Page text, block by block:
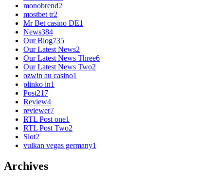
monobrend2
mostbet tr2
Mr Bet casino DE1
News384
Our Blog735
Our Latest News2
Our Latest News Three6
Our Latest News Two2
ozwin au casino1
plinko in1
Post217
Review4
reviewer7
RTL Post one1
RTL Post Two2
Slot2
vulkan vegas germany1
Archives